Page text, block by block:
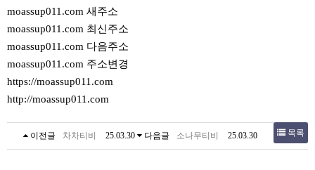
moassup011.com 새주소
moassup011.com 최신주소
moassup011.com 다음주소
moassup011.com 주소변경
https://moassup011.com
http://moassup011.com
목록
이전글 차차티비 25.03.30 다음글 소나무티비 25.03.30